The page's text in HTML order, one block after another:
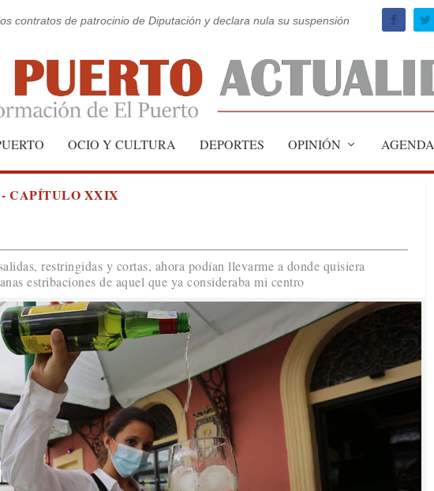
contratos de patrocinio de Diputación y declara nula su suspensión
OCIO Y CULTURA DEPORTES OPINIÓN AGENDA
CAPÍTULO XXIX
restringidas y cortas, ahora podían llevarme a donde quisiera
estribaciones de aquel que ya consideraba mi centro